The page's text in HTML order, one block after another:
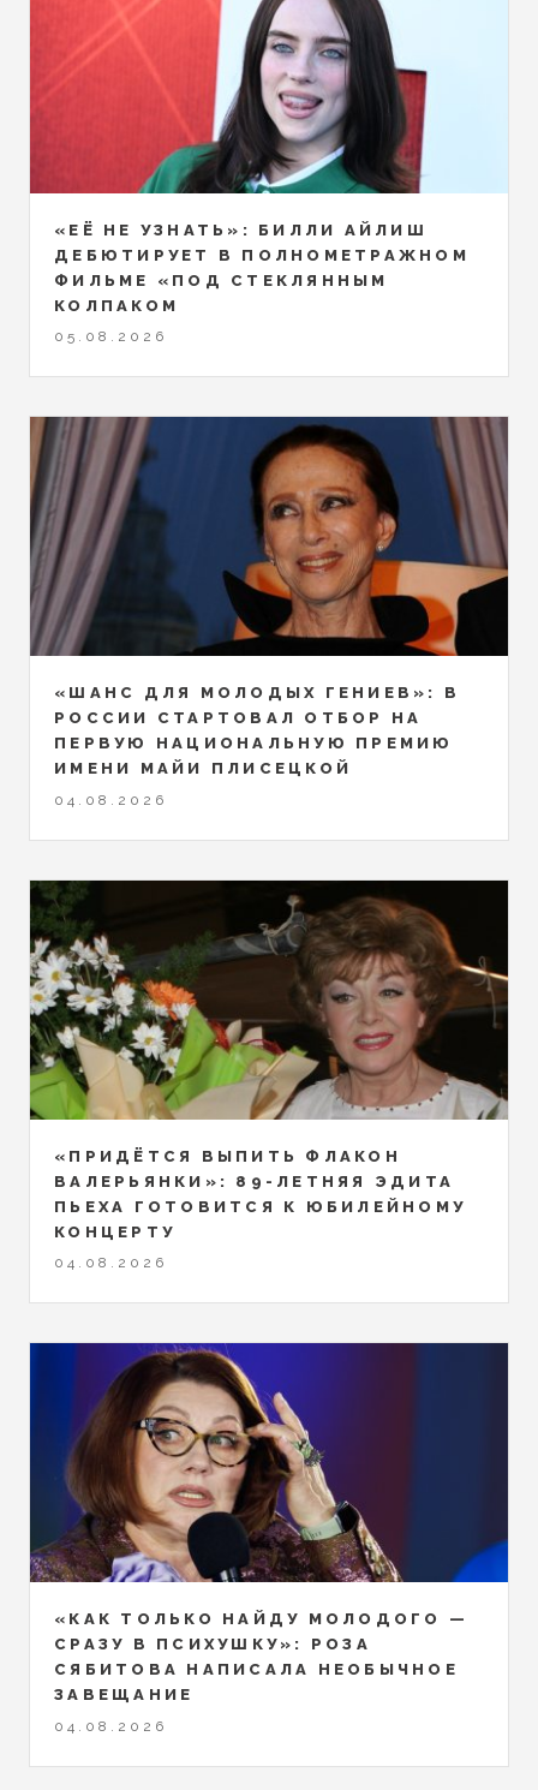
«ЕЁ НЕ УЗНАТЬ»: БИЛЛИ АЙЛИШ
ДЕБЮТИРУЕТ В ПОЛНОМЕТРАЖНОМ
ФИЛЬМЕ «ПОД СТЕКЛЯННЫМ
КОЛПАКОМ
05.08.2026
«ШАНС ДЛЯ МОЛОДЫХ ГЕНИЕВ»: В
РОССИИ СТАРТОВАЛ ОТБОР НА
ПЕРВУЮ НАЦИОНАЛЬНУЮ ПРЕМИЮ
ИМЕНИ МАЙИ ПЛИСЕЦКОЙ
04.08.2026
«ПРИДЁТСЯ ВЫПИТЬ ФЛАКОН
ВАЛЕРЬЯНКИ»: 89-ЛЕТНЯЯ ЭДИТА
ПЬЕХА ГОТОВИТСЯ К ЮБИЛЕЙНОМУ
КОНЦЕРТУ
04.08.2026
«КАК ТОЛЬКО НАЙДУ МОЛОДОГО —
СРАЗУ В ПСИХУШКУ»: РОЗА
СЯБИТОВА НАПИСАЛА НЕОБЫЧНОЕ
ЗАВЕЩАНИЕ
04.08.2026